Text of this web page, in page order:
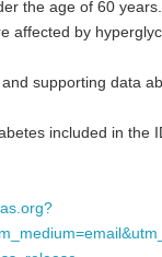
the age of 60 years.
affected by
supporting data
included in the